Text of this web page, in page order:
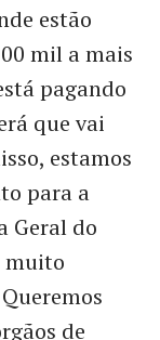
estão
mil a mais
pagando
que vai
estamos
para a
Geral do
muito
de